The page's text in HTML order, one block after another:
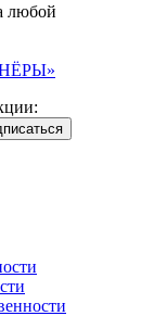
любой